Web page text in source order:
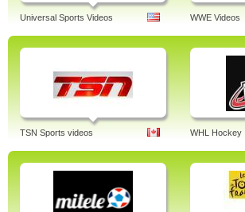
Universal Sports Videos WWE Videos
TSN Sports videos WHL Hockey